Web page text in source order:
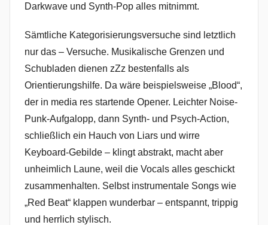
Darkwave und Synth-Pop alles mitnimmt.
Sämtliche Kategorisierungsversuche sind letztlich
nur das – Versuche. Musikalische Grenzen und
Schubladen dienen zZz bestenfalls als
Orientierungshilfe. Da wäre beispielsweise „Blood“,
der in media res startende Opener. Leichter Noise-
Punk-Aufgalopp, dann Synth- und Psych-Action,
schließlich ein Hauch von Liars und wirre
Keyboard-Gebilde – klingt abstrakt, macht aber
unheimlich Laune, weil die Vocals alles geschickt
zusammenhalten. Selbst instrumentale Songs wie
„Red Beat“ klappen wunderbar – entspannt, trippig
und herrlich stylisch.